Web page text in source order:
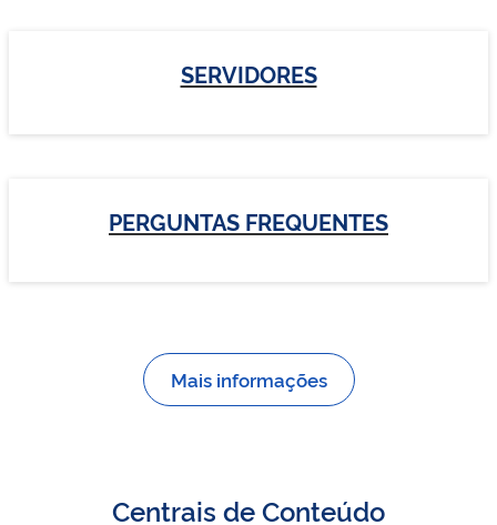
SERVIDORES
PERGUNTAS FREQUENTES
Mais informações
Centrais de Conteúdo